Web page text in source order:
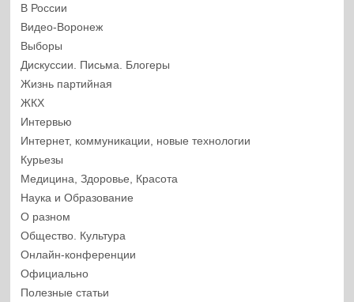
В России
Видео-Воронеж
Выборы
Дискуссии. Письма. Блогеры
Жизнь партийная
ЖКХ
Интервью
Интернет, коммуникации, новые технологии
Курьезы
Медицина, Здоровье, Красота
Наука и Образование
О разном
Общество. Культура
Онлайн-конференции
Официально
Полезные статьи